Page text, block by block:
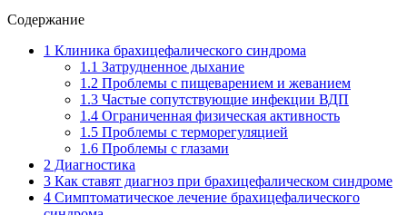
Содержание
1 Клиника брахицефалического синдрома
1.1 Затрудненное дыхание
1.2 Проблемы с пищеварением и жеванием
1.3 Частые сопутствующие инфекции ВДП
1.4 Ограниченная физическая активность
1.5 Проблемы с терморегуляцией
1.6 Проблемы с глазами
2 Диагностика
3 Как ставят диагноз при брахицефалическом синдроме
4 Симптоматическое лечение брахицефалического